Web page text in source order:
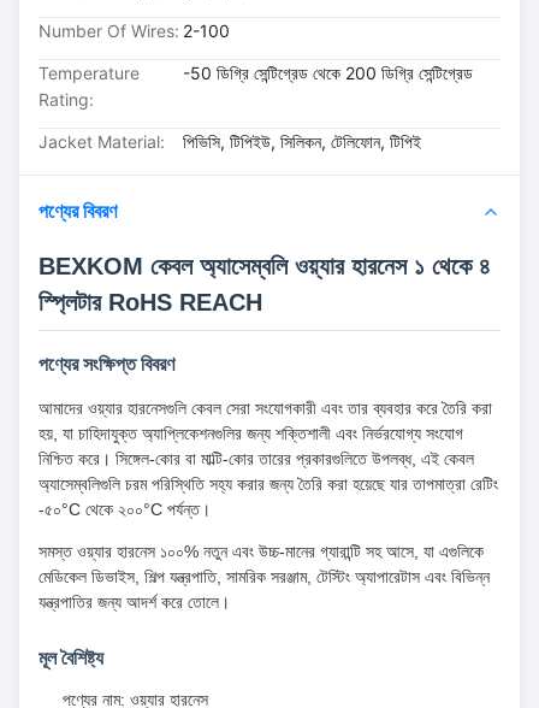
Number Of Wires: 2-100
Temperature
Rating:
-50 ডিগ্রি সেন্টিগ্রেড থেকে 200 ডিগ্রি সেন্টিগ্রেড
Jacket Material: পিভিসি, টিপিইউ, সিলিকন, টেলিফোন, টিপিই
পণ্যের বিবরণ
BEXKOM কেবল অ্যাসেম্বলি ওয়্যার হারনেস ১ থেকে ৪
স্প্লিটার RoHS REACH
পণ্যের সংক্ষিপ্ত বিবরণ
আমাদের ওয়্যার হারনেসগুলি কেবল সেরা সংযোগকারী এবং তার ব্যবহার করে তৈরি করা
হয়, যা চাহিদাযুক্ত অ্যাপ্লিকেশনগুলির জন্য শক্তিশালী এবং নির্ভরযোগ্য সংযোগ
নিশ্চিত করে। সিঙ্গেল-কোর বা মাল্টি-কোর তারের প্রকারগুলিতে উপলব্ধ, এই কেবল
অ্যাসেম্বলিগুলি চরম পরিস্থিতি সহ্য করার জন্য তৈরি করা হয়েছে যার তাপমাত্রা রেটিং
-৫০°C থেকে ২০০°C পর্যন্ত।
সমস্ত ওয়্যার হারনেস ১০০% নতুন এবং উচ্চ-মানের গ্যারান্টি সহ আসে, যা এগুলিকে
মেডিকেল ডিভাইস, শিল্প যন্ত্রপাতি, সামরিক সরঞ্জাম, টেস্টিং অ্যাপারেটাস এবং বিভিন্ন
যন্ত্রপাতির জন্য আদর্শ করে তোলে।
মূল বৈশিষ্ট্য
পণ্যের নাম: ওয়্যার হারনেস